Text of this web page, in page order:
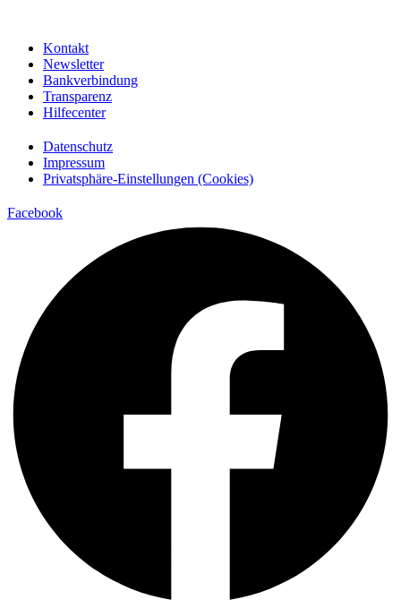
Kontakt
Newsletter
Bankverbindung
Transparenz
Hilfecenter
Datenschutz
Impressum
Privatsphäre-Einstellungen (Cookies)
Facebook